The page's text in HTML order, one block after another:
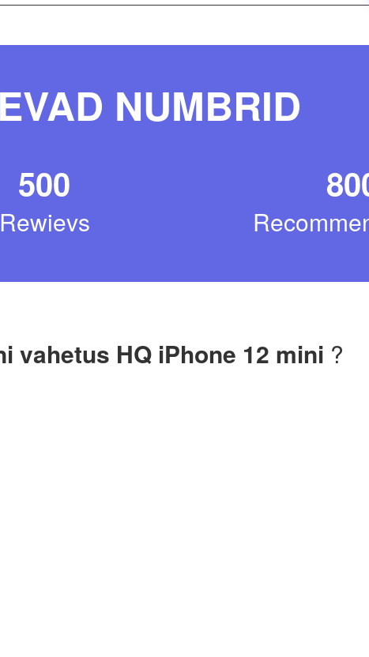
NUMBRID
500
Rewievs
vahetus HQ iPhone 12 mini ?